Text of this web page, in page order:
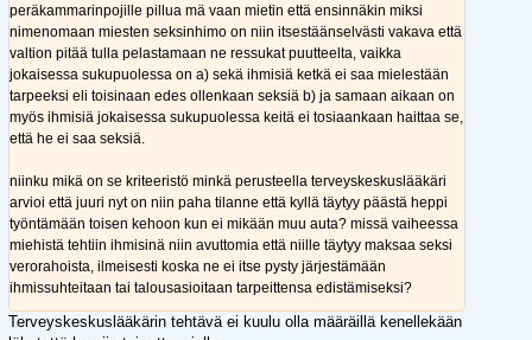
peräkammarinpojille pillua mä vaan mietin että ensinnäkin miksi
nimenomaan miesten seksinhimo on niin itsestäänselvästi vakava että
valtion pitää tulla pelastamaan ne ressukat puutteelta, vaikka
jokaisessa sukupuolessa on a) sekä ihmisiä ketkä ei saa mielestään
tarpeeksi eli toisinaan edes ollenkaan seksiä b) ja samaan aikaan on
myös ihmisiä jokaisessa sukupuolessa keitä ei tosiaankaan haittaa se,
että he ei saa seksiä.
niinku mikä on se kriteeristö minkä perusteella terveyskeskuslääkäri
arvioi että juuri nyt on niin paha tilanne että kyllä täytyy päästä heppi
työntämään toisen kehoon kun ei mikään muu auta? missä vaiheessa
miehistä tehtiin ihmisinä niin avuttomia että niille täytyy maksaa seksi
verorahoista, ilmeisesti koska ne ei itse pysty järjestämään
ihmissuhteitaan tai talousasioitaan tarpeittensa edistämiseksi?
Terveyskeskuslääkärin tehtävä ei kuulu olla määräillä kenellekään